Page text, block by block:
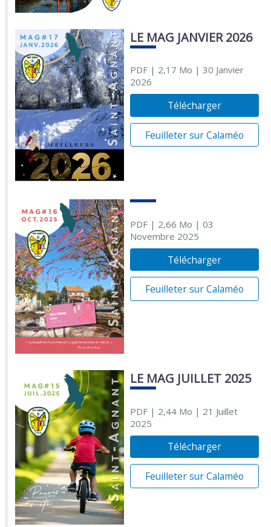
LE MAG JANVIER 2026
PDF| 2,17 Mo | 30 Janvier
2026
Télécharger
Feuilleter sur Calaméo
PDF| 2,66 Mo | 03
Novembre 2025
Télécharger
Feuilleter sur Calaméo
LE MAG JUILLET 2025
PDF| 2,44 Mo | 21 Juillet
2025
Télécharger
Feuilleter sur Calaméo